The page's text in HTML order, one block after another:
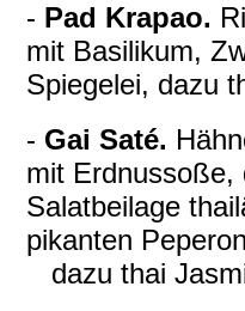
- Pad Krapao.
mit Basilikum,
Spiegelei, dazu
- Gai Saté.
mit Erdnussoße,
Salatbeilage
pikanten
dazu thai